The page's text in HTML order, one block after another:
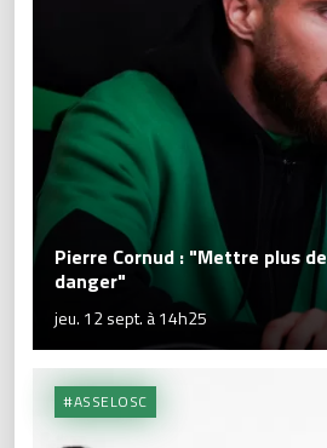
Pierre Cornud : "Mettre plus de
danger"
jeu. 12 sept. à 14h25
#ASSELOSC